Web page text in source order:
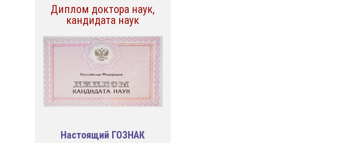
Диплом доктора наук,
кандидата наук
Настоящий ГОЗНАК